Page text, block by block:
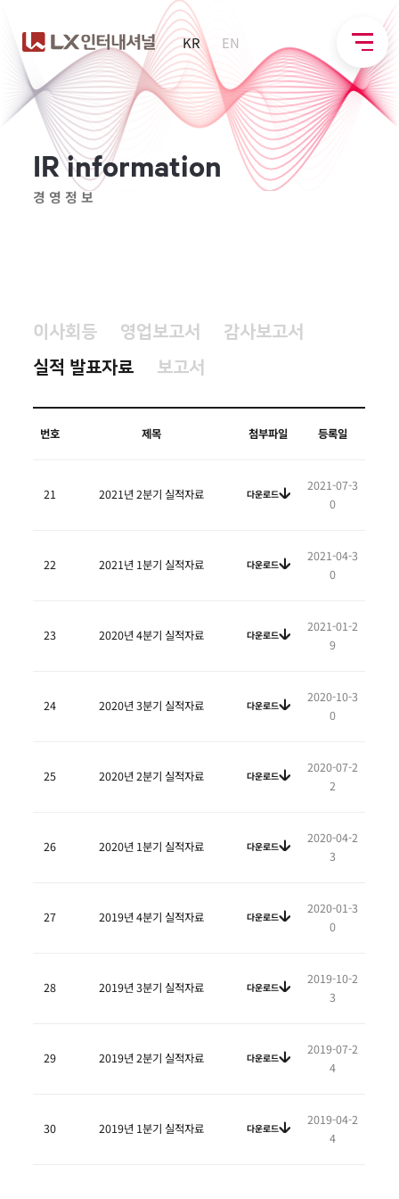
KR EN
IRinformation
경영정보
이사회등 영업보고서
감사보고서
실적 발표자료
보고서
번호 제목 첨부파일 등록일
21 2021년 2분기 실적자료 다운로드
2021-07-3
0
22 2021년 1분기 실적자료 다운로드
2021-04-3
0
23 2020년 4분기 실적자료 다운로드
2021-01-2
9
24 2020년 3분기 실적자료 다운로드
2020-10-3
0
25 2020년 2분기 실적자료 다운로드
2020-07-2
2
26 2020년 1분기 실적자료 다운로드
2020-04-2
3
27 2019년 4분기 실적자료 다운로드
2020-01-3
0
28 2019년 3분기 실적자료 다운로드
2019-10-2
3
29 2019년 2분기 실적자료 다운로드
2019-07-2
4
30 2019년 1분기 실적자료 다운로드
2019-04-2
4